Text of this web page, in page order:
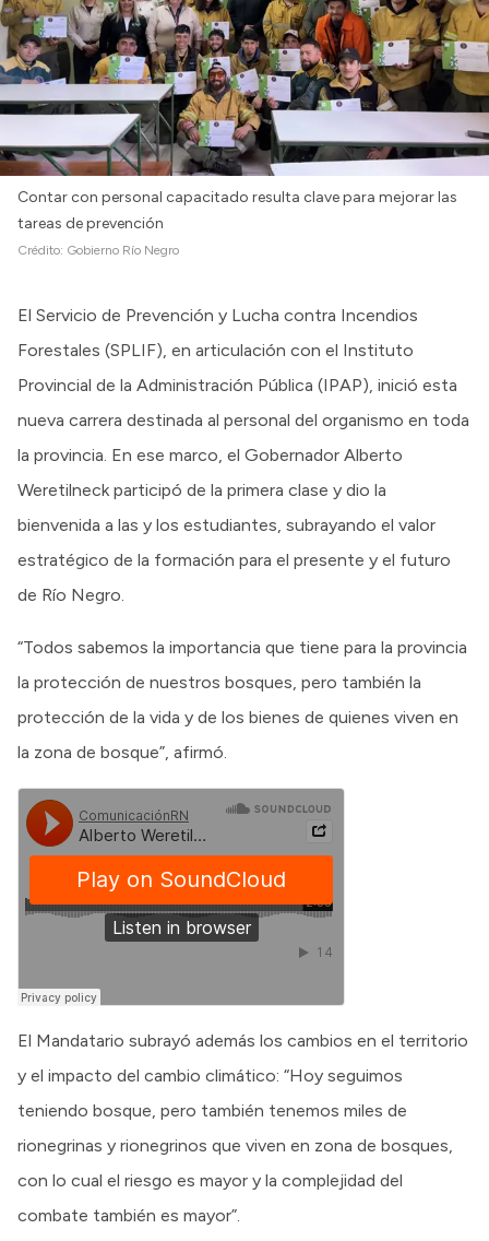
Contar con personal capacitado resulta clave para mejorar las
tareas de prevención
Crédito: Gobierno Río Negro
El Servicio de Prevención y Lucha contra Incendios
Forestales (SPLIF), en articulación con el Instituto
Provincial de la Administración Pública (IPAP), inició esta
nueva carrera destinada al personal del organismo en toda
la provincia. En ese marco, el Gobernador Alberto
Weretilneck participó de la primera clase y dio la
bienvenida a las y los estudiantes, subrayando el valor
estratégico de la formación para el presente y el futuro
de Río Negro.
“Todos sabemos la importancia que tiene para la provincia
la protección de nuestros bosques, pero también la
protección de la vida y de los bienes de quienes viven en
la zona de bosque”, afirmó.
El Mandatario subrayó además los cambios en el territorio
y el impacto del cambio climático: “Hoy seguimos
teniendo bosque, pero también tenemos miles de
rionegrinas y rionegrinos que viven en zona de bosques,
con lo cual el riesgo es mayor y la complejidad del
combate también es mayor”.